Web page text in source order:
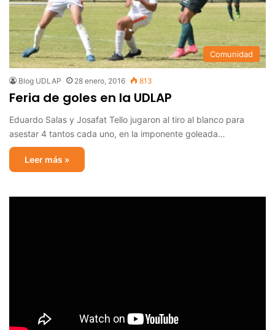
Comunidad
Blog UDLAP 28 enero, 2016 813
Feria de goles en la UDLAP
Eduardo Salas y Josafat Tello jugaron al tiro al blanco para
asestar 4 tantos cada uno, en la imponente goleada…
Leer más »